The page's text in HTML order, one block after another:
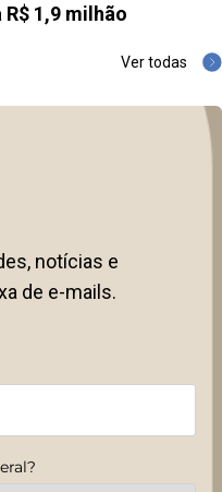
1,9 milhão
Ver todas
notícias e
de e-mails.